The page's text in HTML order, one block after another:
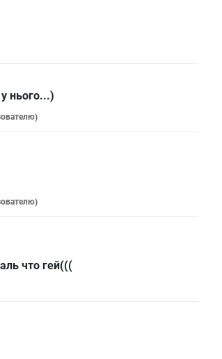
нього...)
)
)
что гей(((